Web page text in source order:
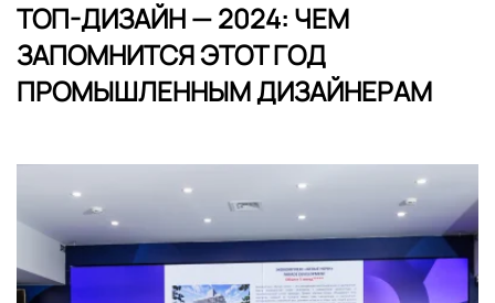
ТОП-ДИЗАЙН — 2024: ЧЕМ
ЗАПОМНИТСЯ ЭТОТ ГОД
ПРОМЫШЛЕННЫМ ДИЗАЙНЕРАМ